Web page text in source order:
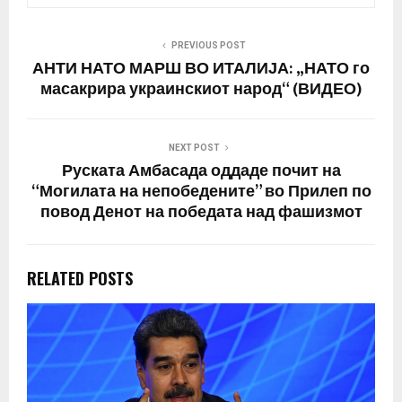
граѓаните во
политиката што ја…
PREVIOUS POST
АНТИ НАТО МАРШ ВО ИТАЛИЈА: „НАТО го
масакрира украинскиот народ“ (ВИДЕО)
NEXT POST
Руската Амбасада оддаде почит на
“Могилата на непобедените” во Прилеп по
повод Денот на победата над фашизмот
RELATED POSTS